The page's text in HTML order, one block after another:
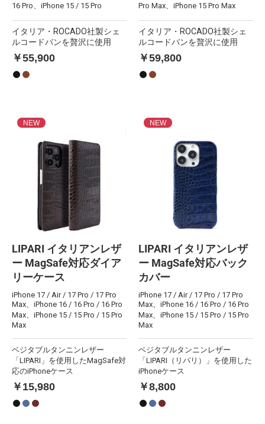
16 Pro、iPhone 15 / 15 Pro
イタリア・ROCADO社製シェ
ルコードバンを贅沢に使用
￥55,900
Pro Max、iPhone 15 Pro Max
イタリア・ROCADO社製シェ
ルコードバンを贅沢に使用
￥59,800
LIPARI イタリアンレザ
ー MagSafe対応ダイア
リーケース
iPhone 17 / Air / 17 Pro / 17 Pro
Max、iPhone 16 / 16 Pro / 16 Pro
Max、iPhone 15 / 15 Pro / 15 Pro
Max
ベジタブルタンニンレザー
「LIPARI」を使用したMagSafe対
応のiPhoneケース
￥15,980
NEW
LIPARI イタリアンレザ
ー MagSafe対応バック
カバー
iPhone 17 / Air / 17 Pro / 17 Pro
Max、iPhone 16 / 16 Pro / 16 Pro
Max、iPhone 15 / 15 Pro / 15 Pro
Max
ベジタブルタンニンレザー
「LIPARI（リパリ）」を使用した
iPhoneケース
￥8,800
NEW